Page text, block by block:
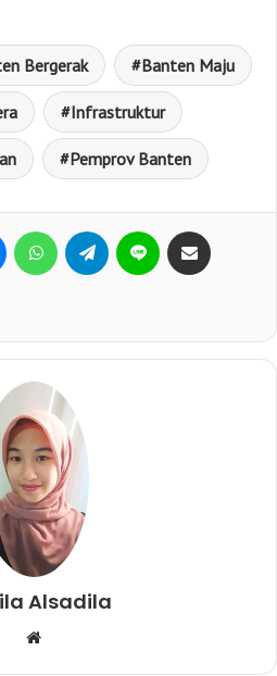
Bergerak Banten Maju
Infrastruktur
Pemprov Banten
Alsadila